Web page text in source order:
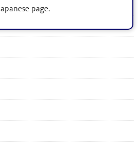
Japanese page.